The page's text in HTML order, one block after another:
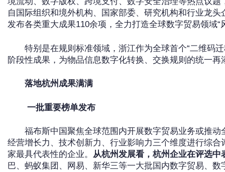
自国际组织和境外机构、国家部委、研究机构和行业龙
发布各类重大成果110余项，全力打造全球数字贸易领域“
特别是在规则标准领域，浙江作为全球首个“二维码
阶段性成果，为物品信息数字化转换、交换规则的统一再
落地杭州成果满满
一批重要榜单发布
福布斯中国聚焦全球范围内开展数字贸易业务或推
经营增长力、技术创新力、行业影响力三个维度进行综
家最具代表性的企业。 从杭州发展看，杭州企业在评选
巴、蚂蚁集团、网易、新华三等一大批国内数字贸易、